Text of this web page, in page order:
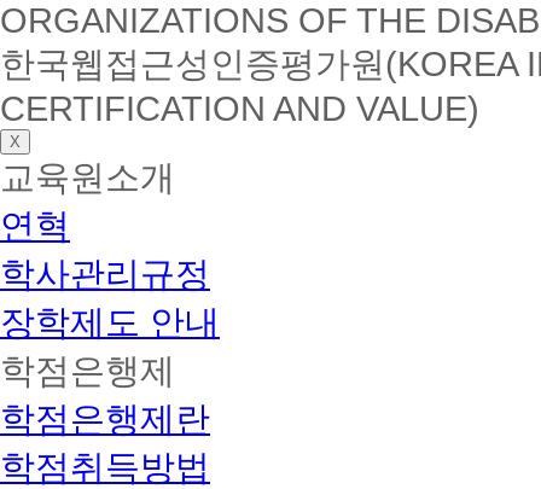
ORGANIZATIONS OF THE
한국웹접근성인증평가원(KOREA
CERTIFICATION AND VALUE)
X
교육원소개
연혁
학사관리규정
장학제도 안내
학점은행제
학점은행제란
학점취득방법